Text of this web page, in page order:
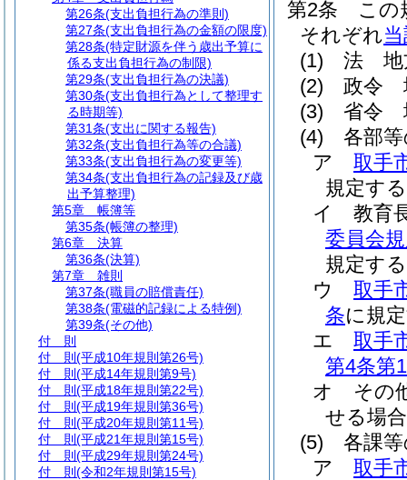
第2条
この
それぞれ
(1)
法 地
(2)
政令
(3)
省令
(4)
各部
ア
取手
規定す
イ
教育
委員会
規定す
ウ
取手
条に規
エ
取手
第4条第
オ
その
せる場
(5)
各課
ア
取手
第26条(支出負担行為の準則)
第27条(支出負担行為の金額の限度)
第28条(特定財源を伴う歳出予算に
係る支出負担行為の制限)
第29条(支出負担行為の決議)
第30条(支出負担行為として整理す
る時期等)
第31条(支出に関する報告)
第32条(支出負担行為等の合議)
第33条(支出負担行為の変更等)
第34条(支出負担行為の記録及び歳
出予算整理)
第5章
帳簿等
第35条(帳簿の整理)
第6章
決算
第36条(決算)
第7章
雑則
第37条(職員の賠償責任)
第38条(電磁的記録による特例)
第39条(その他)
付 則
付 則 (平成10年規則第26号)
付 則 (平成14年規則第9号)
付 則 (平成18年規則第22号)
付 則 (平成19年規則第36号)
付 則 (平成20年規則第11号)
付 則 (平成21年規則第15号)
付 則 (平成29年規則第24号)
付 則 (令和2年規則第15号)